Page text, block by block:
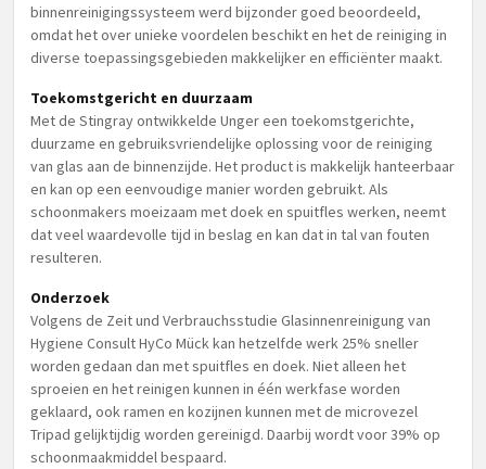
binnenreinigingssysteem werd bijzonder goed beoordeeld,
omdat het over unieke voordelen beschikt en het de reiniging in
diverse toepassingsgebieden makkelijker en efficiënter maakt.
Toekomstgericht en duurzaam
Met de Stingray ontwikkelde Unger een toekomstgerichte,
duurzame en gebruiksvriendelijke oplossing voor de reiniging
van glas aan de binnenzijde. Het product is makkelijk hanteerbaar
en kan op een eenvoudige manier worden gebruikt. Als
schoonmakers moeizaam met doek en spuitfles werken, neemt
dat veel waardevolle tijd in beslag en kan dat in tal van fouten
resulteren.
Onderzoek
Volgens de Zeit und Verbrauchsstudie Glasinnenreinigung van
Hygiene Consult HyCo Mück kan hetzelfde werk 25% sneller
worden gedaan dan met spuitfles en doek. Niet alleen het
sproeien en het reinigen kunnen in één werkfase worden
geklaard, ook ramen en kozijnen kunnen met de microvezel
Tripad gelijktijdig worden gereinigd. Daarbij wordt voor 39% op
schoonmaakmiddel bespaard.